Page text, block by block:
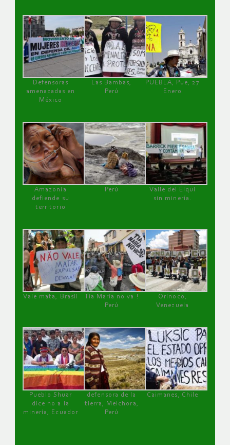
Defensoras
amenazadas en
México
Las Bambas,
Perú
PUEBLA, Pue, 27
Enero
Amazonía
defiende su
territorio
Perú
Valle del Elqui
sin minería.
Vale mata, Brasil
Tía María no va !
Perú
Orinoco,
Venezuela
Pueblo Shuar
dice no a la
minería, Ecuador
defensora de la
tierra, Melchora,
Perú
Caimanes, Chile